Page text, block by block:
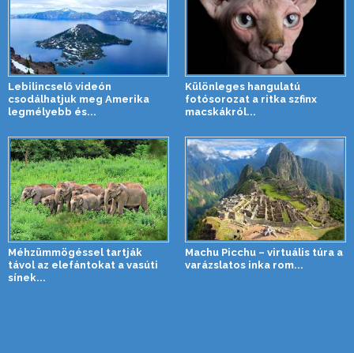
Lebilincselő videón
csodálhatjuk meg Amerika
legmélyebb és...
Különleges hangulatú
fotósorozat a ritka szfinx
macskákról...
Méhzümmögéssel tartják
távol az elefántokat a vasúti
sínek...
Machu Picchu – virtuális túra a
varázslatos inka rom...